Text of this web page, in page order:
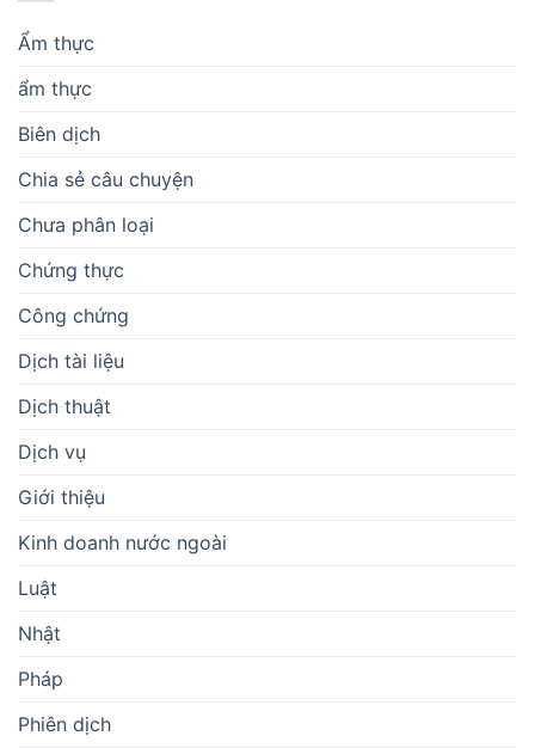
Ẩm thực
ẩm thực
Biên dịch
Chia sẻ câu chuyện
Chưa phân loại
Chứng thực
Công chứng
Dịch tài liệu
Dịch thuật
Dịch vụ
Giới thiệu
Kinh doanh nước ngoài
Luật
Nhật
Pháp
Phiên dịch